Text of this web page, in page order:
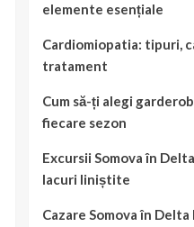
elemente esențiale
Cardiomiopatia: tipuri,
tratament
Cum să-ți alegi
fiecare sezon
Excursii Somova în
lacuri liniștite
Cazare Somova în